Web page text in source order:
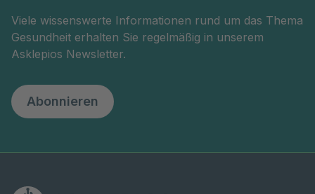
Viele wissenswerte Informationen rund um das Thema
Gesundheit erhalten Sie regelmäßig in unserem
Asklepios Newsletter.
Abonnieren